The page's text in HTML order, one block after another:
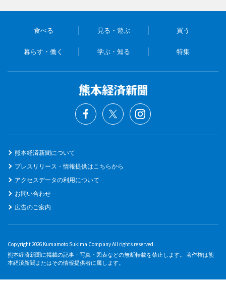
食べる 見る・遊ぶ 買う
暮らす・働く 学ぶ・知る 特集
熊本経済新聞について
プレスリリース・情報提供はこちらから
アクセスデータの利用について
お問い合わせ
広告のご案内
Copyright 2026 Kumamoto Sukima Company All rights reserved.
熊本経済新聞に掲載の記事・写真・図表などの無断転載を禁止します。 著作権は熊
本経済新聞またはその情報提供者に属します。